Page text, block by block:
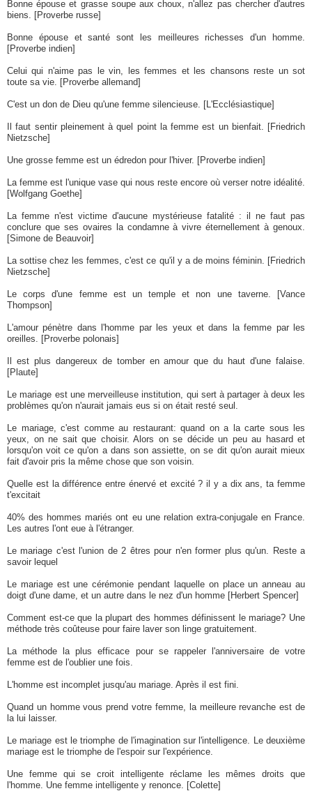
Bonne épouse et grasse soupe aux choux, n'allez pas chercher d'autres
biens. [Proverbe russe]
Bonne épouse et santé sont les meilleures richesses d'un homme.
[Proverbe indien]
Celui qui n'aime pas le vin, les femmes et les chansons reste un sot
toute sa vie. [Proverbe allemand]
C'est un don de Dieu qu'une femme silencieuse. [L'Ecclésiastique]
Il faut sentir pleinement à quel point la femme est un bienfait. [Friedrich
Nietzsche]
Une grosse femme est un édredon pour l'hiver. [Proverbe indien]
La femme est l'unique vase qui nous reste encore où verser notre idéalité.
[Wolfgang Goethe]
La femme n'est victime d'aucune mystérieuse fatalité : il ne faut pas
conclure que ses ovaires la condamne à vivre éternellement à genoux.
[Simone de Beauvoir]
La sottise chez les femmes, c'est ce qu'il y a de moins féminin. [Friedrich
Nietzsche]
Le corps d'une femme est un temple et non une taverne. [Vance
Thompson]
L'amour pénètre dans l'homme par les yeux et dans la femme par les
oreilles. [Proverbe polonais]
Il est plus dangereux de tomber en amour que du haut d'une falaise.
[Plaute]
Le mariage est une merveilleuse institution, qui sert à partager à deux les
problèmes qu'on n'aurait jamais eus si on était resté seul.
Le mariage, c'est comme au restaurant: quand on a la carte sous les
yeux, on ne sait que choisir. Alors on se décide un peu au hasard et
lorsqu'on voit ce qu'on a dans son assiette, on se dit qu'on aurait mieux
fait d'avoir pris la même chose que son voisin.
Quelle est la différence entre énervé et excité ? il y a dix ans, ta femme
t'excitait
40% des hommes mariés ont eu une relation extra-conjugale en France.
Les autres l'ont eue à l'étranger.
Le mariage c'est l'union de 2 êtres pour n'en former plus qu'un. Reste a
savoir lequel
Le mariage est une cérémonie pendant laquelle on place un anneau au
doigt d'une dame, et un autre dans le nez d'un homme [Herbert Spencer]
Comment est-ce que la plupart des hommes définissent le mariage? Une
méthode très coûteuse pour faire laver son linge gratuitement.
La méthode la plus efficace pour se rappeler l'anniversaire de votre
femme est de l'oublier une fois.
L'homme est incomplet jusqu'au mariage. Après il est fini.
Quand un homme vous prend votre femme, la meilleure revanche est de
la lui laisser.
Le mariage est le triomphe de l'imagination sur l'intelligence. Le deuxième
mariage est le triomphe de l'espoir sur l'expérience.
Une femme qui se croit intelligente réclame les mêmes droits que
l'homme. Une femme intelligente y renonce. [Colette]